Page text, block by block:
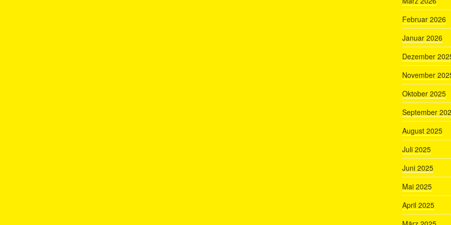
Februar 2026
Januar 2026
Dezember
November
Oktober 2025
September
August 2025
Juli 2025
Juni 2025
Mai 2025
April 2025